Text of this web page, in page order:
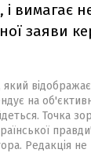
і вимагає
заяви
на
Точка
Редакція не